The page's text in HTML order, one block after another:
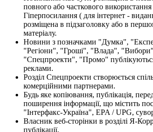
повного або часткового використання
Гіперпосилання ( для інтернет -
розміщена в підзаголовку або в
матеріалу.
Новини з позначками "Думка",
"Регіони", "Гроші", "Влада",
"Спецпроекти", "Промо"
реклами.
Розділ Спецпроекти створюється
комерційними партнерами.
Будь яке копіювання, публікація,
поширення інформації, що містить
"Інтерфакс-Україна", EPA / UPG,
Власник веб-сторінки в розділі Я-
публікації.